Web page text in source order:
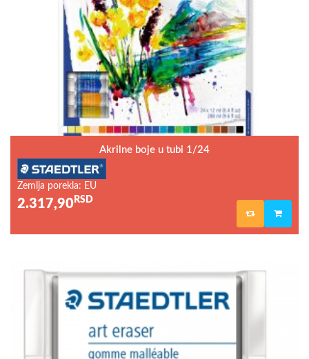
Akrilne boje u tubi 1/24
Zemlja porekla: EU
2.317,90 RSD